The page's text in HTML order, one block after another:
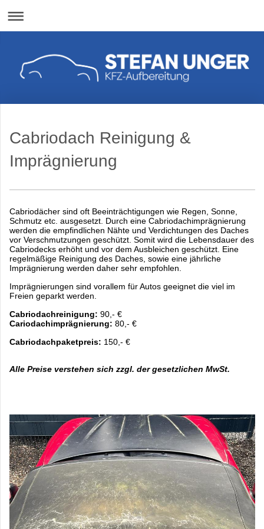
Cabriodach Reinigung &
Imprägnierung
Cabriodächer sind oft Beeinträchtigungen wie Regen, Sonne,
Schmutz etc. ausgesetzt. Durch eine Cabriodachimprägnierung
werden die empfindlichen Nähte und Verdichtungen des Daches
vor Verschmutzungen geschützt. Somit wird die Lebensdauer des
Cabriodecks erhöht und vor dem Ausbleichen geschützt. Eine
regelmäßige Reinigung des Daches, sowie eine jährliche
Imprägnierung werden daher sehr empfohlen.
Imprägnierungen sind vorallem für Autos geeignet die viel im
Freien geparkt werden.
Cabriodachreinigung: 90,- €
Cariodachimprägnierung: 80,- €
Cabriodachpaketpreis: 150,- €
Alle Preise verstehen sich zzgl. der gesetzlichen MwSt.